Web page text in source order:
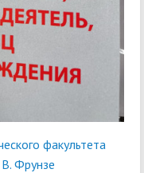
факультета
Фрунзе